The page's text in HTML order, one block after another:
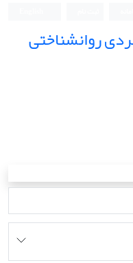
روانشناختی